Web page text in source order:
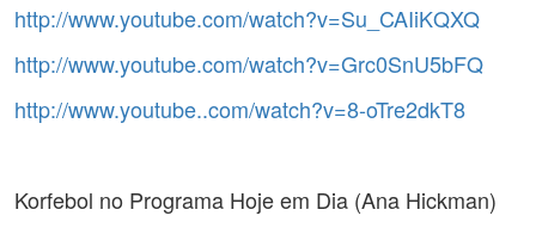
http://www.youtube.com/watch?v=Su_CAIiKQXQ
http://www.youtube.com/watch?v=Grc0SnU5bFQ
http://www.youtube..com/watch?v=8-oTre2dkT8
Korfebol no Programa Hoje em Dia (Ana Hickman)